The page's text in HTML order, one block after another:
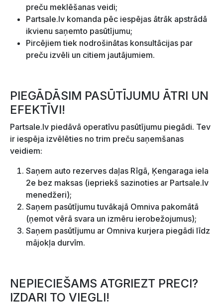
preču meklēšanas veidi;
Partsale.lv komanda pēc iespējas ātrāk apstrādā
ikvienu saņemto pasūtījumu;
Pircējiem tiek nodrošinātas konsultācijas par
preču izvēli un citiem jautājumiem.
PIEGĀDĀSIM PASŪTĪJUMU ĀTRI UN
EFEKTĪVI!
Partsale.lv piedāvā operatīvu pasūtījumu piegādi. Tev
ir iespēja izvēlēties no trim preču saņemšanas
veidiem:
Saņem auto rezerves daļas Rīgā, Ķengaraga iela
2e bez maksas (iepriekš sazinoties ar Partsale.lv
menedžeri);
Saņem pasūtījumu tuvākajā Omniva pakomātā
(ņemot vērā svara un izmēru ierobežojumus);
Saņem pasūtījumu ar Omniva kurjera piegādi līdz
mājokļa durvīm.
NEPIECIEŠAMS ATGRIEZT PRECI?
IZDARI TO VIEGLI!